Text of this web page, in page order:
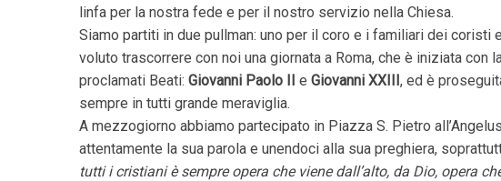
linfa per la nostra fede e per il nostro servizio nella Chiesa.
Siamo partiti in due pullman: uno per il coro e i familiari dei coristi
voluto trascorrere con noi una giornata a Roma, che è iniziata
proclamati Beati: Giovanni Paolo II e Giovanni XXIII, ed è
sempre in tutti grande meraviglia.
A mezzogiorno abbiamo partecipato in Piazza S. Pietro
attentamente la sua parola e unendoci alla sua preghiera,
tutti i cristiani è sempre opera che viene dall’alto, da Dio, opera